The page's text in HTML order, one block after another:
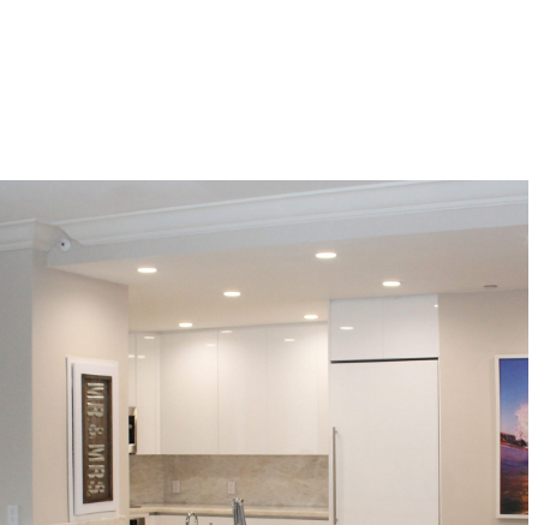
El color blanco es uno de los más usados para la
decoración de interiores, sobre todo en la actualidad,
donde el diseño moderno y el estilo escandinavo son
grandes usuarios de este tipo de color. El blanco es
elegante, ayuda a ampliar espacios y a conseguir ambientes
más luminosos. En esta cocina de lujo el contraste con el
color negro y algunos elementos metálicos, contribuye
para romper el dominio del blanco aportando elegancia y
sobriedad al conjunto.